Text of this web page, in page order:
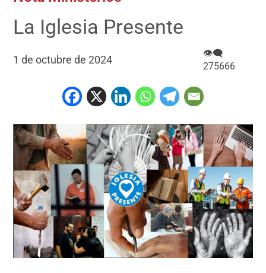
La Iglesia Presente
1 de octubre de 2024
👁‍🗨
275666